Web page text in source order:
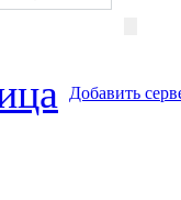
Добавить